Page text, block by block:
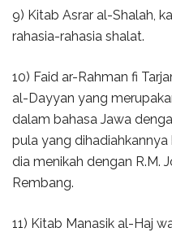
9) Kitab Asrar al-Shalah,
rahasia-rahasia shalat.
10) Faid ar-Rahman fi
al-Dayyan yang
dalam bahasa Jawa
pula yang
dia menikah dengan R.M.
Rembang.
11) Kitab Manasik al-Haj